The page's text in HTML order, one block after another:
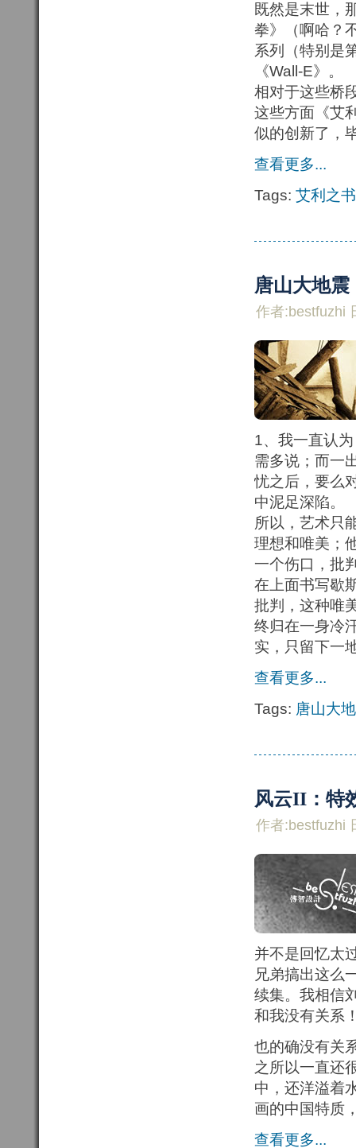
既然是末世，
拳》（啊哈？
系列（特别是
《Wall-E》。
相对于这些桥
这些方面《艾
似的创新了，
查看更多...
Tags: 艾利之书
唐山大地震
作者:bestfuzhi
1、我一直认
需多说；而一
忧之后，要么
中泥足深陷。
所以，艺术只
理想和唯美；
一个伤口，批
在上面书写歇
批判，这种唯
终归在一身冷
实，只留下一
查看更多...
Tags: 唐山大
风云II：特
作者:bestfuzhi
并不是回忆太
兄弟搞出这么
续集。我相信
和我没有关系
也的确没有关
之所以一直还
中，还洋溢着
画的中国特质
查看更多...